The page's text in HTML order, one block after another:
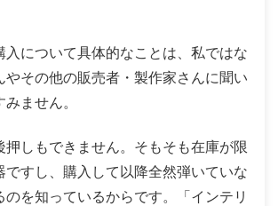
入について具体的なことは、私ではな
やその他の販売者・製作家さんに聞い
ません。
押しもできません。そもそも在庫が限
ですし、購入して以降全然弾いていな
のを知っているからです。「インテリ